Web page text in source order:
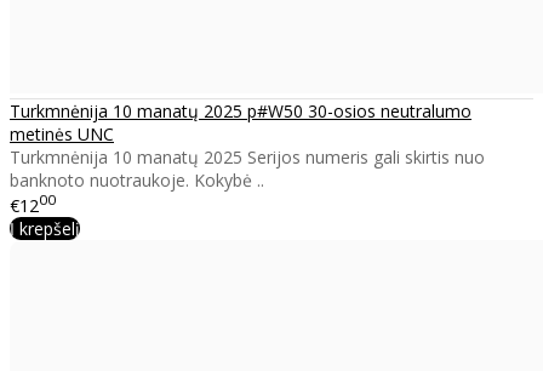
Turkmnėnija 10 manatų 2025 p#W50 30-osios neutralumo
metinės UNC
Turkmnėnija 10 manatų 2025 Serijos numeris gali skirtis nuo
banknoto nuotraukoje. Kokybė ..
€1200
Į krepšelį